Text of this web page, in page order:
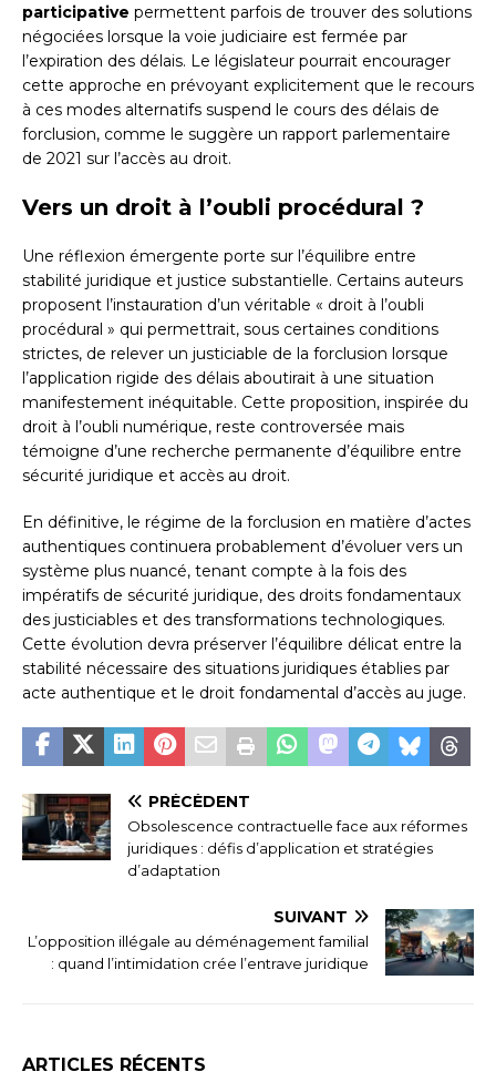
participative permettent parfois de trouver des solutions
négociées lorsque la voie judiciaire est fermée par
l’expiration des délais. Le législateur pourrait encourager
cette approche en prévoyant explicitement que le recours
à ces modes alternatifs suspend le cours des délais de
forclusion, comme le suggère un rapport parlementaire
de 2021 sur l’accès au droit.
Vers un droit à l’oubli procédural ?
Une réflexion émergente porte sur l’équilibre entre
stabilité juridique et justice substantielle. Certains auteurs
proposent l’instauration d’un véritable « droit à l’oubli
procédural » qui permettrait, sous certaines conditions
strictes, de relever un justiciable de la forclusion lorsque
l’application rigide des délais aboutirait à une situation
manifestement inéquitable. Cette proposition, inspirée du
droit à l’oubli numérique, reste controversée mais
témoigne d’une recherche permanente d’équilibre entre
sécurité juridique et accès au droit.
En définitive, le régime de la forclusion en matière d’actes
authentiques continuera probablement d’évoluer vers un
système plus nuancé, tenant compte à la fois des
impératifs de sécurité juridique, des droits fondamentaux
des justiciables et des transformations technologiques.
Cette évolution devra préserver l’équilibre délicat entre la
stabilité nécessaire des situations juridiques établies par
acte authentique et le droit fondamental d’accès au juge.
PRÉCÉDENT
Obsolescence contractuelle face aux réformes
juridiques : défis d’application et stratégies
d’adaptation
SUIVANT
L’opposition illégale au déménagement familial
: quand l’intimidation crée l’entrave juridique
ARTICLES RÉCENTS